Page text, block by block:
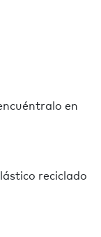
en
reciclado